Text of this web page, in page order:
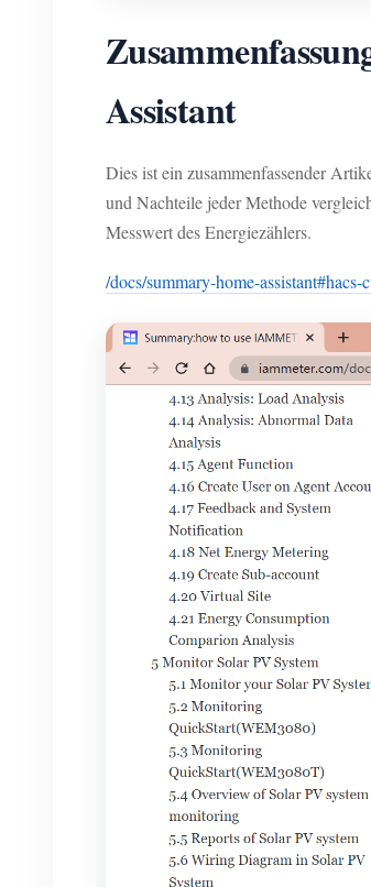
Assistant
Dies ist ein zusammenfassender
und Nachteile jeder Methode
Messwert des Energiezählers.
/docs/summary-home-assistant#hacs-